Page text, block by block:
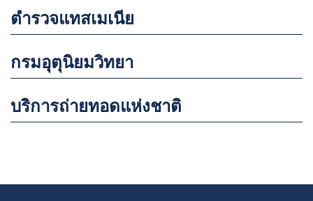
ตำรวจแทสเมเนีย
กรมอุตุนิยมวิทยา
บริการถ่ายทอดแห่งชาติ